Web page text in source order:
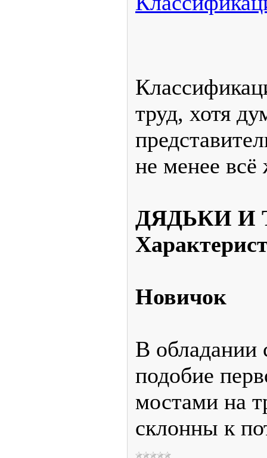
труд, хотя
не менее
ДЯДЬКИ И
Новичок
В обладании
подобие
мостами на
склонны к